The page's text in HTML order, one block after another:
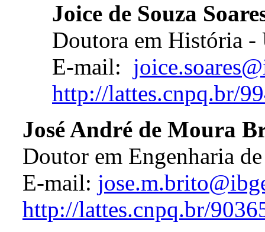
Joice de Souza
Doutora em História -
E-mail:
http://lattes.cnpq.br/
José André de Moura
Doutor em Engenharia
E-mail:
http://lattes.cnpq.br/